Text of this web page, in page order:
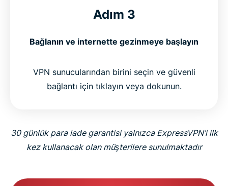
Adım 3
Bağlanın ve internette gezinmeye başlayın
VPN sunucularından birini seçin ve güvenli
bağlantı için tıklayın veya dokunun.
30 günlük para iade garantisi yalnızca ExpressVPN’i ilk
kez kullanacak olan müşterilere sunulmaktadır